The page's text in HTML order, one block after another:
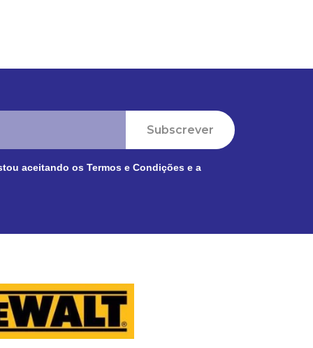
Subscrever
aceitando os Termos e Condições e a